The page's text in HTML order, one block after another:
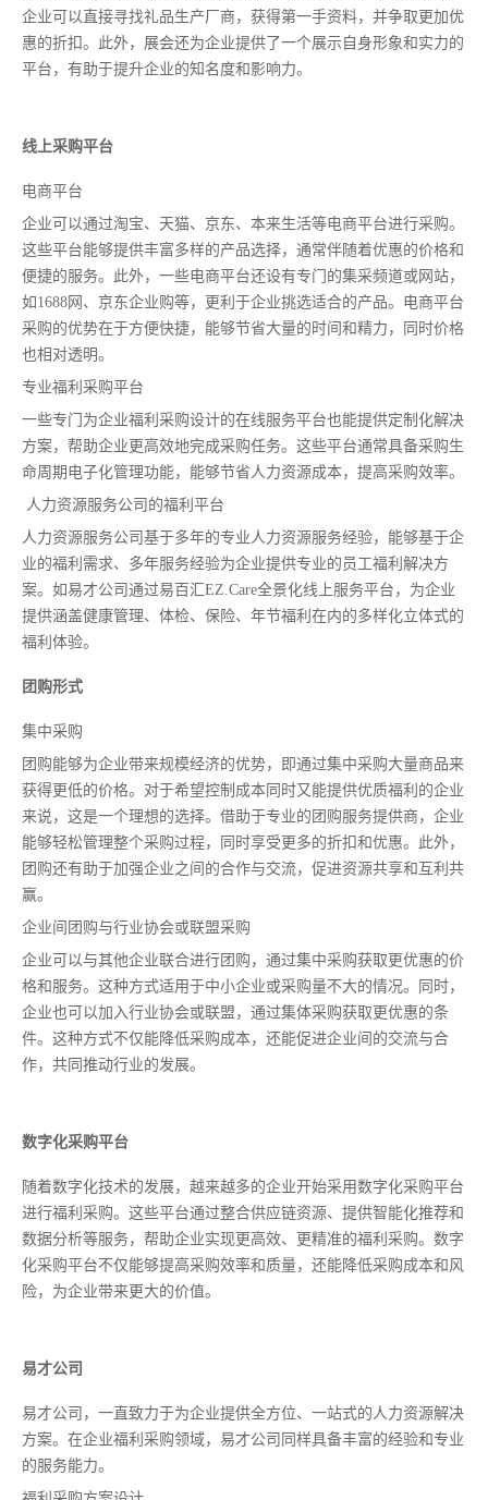
企业可以直接寻找礼品生产厂商，获得第一手资料，并争取更加优
惠的折扣。此外，展会还为企业提供了一个展示自身形象和实力的
平台，有助于提升企业的知名度和影响力。
线上采购平台
电商平台
企业可以通过淘宝、天猫、京东、本来生活等电商平台进行采购。
这些平台能够提供丰富多样的产品选择，通常伴随着优惠的价格和
便捷的服务。此外，一些电商平台还设有专门的集采频道或网站，
如1688网、京东企业购等，更利于企业挑选适合的产品。电商平台
采购的优势在于方便快捷，能够节省大量的时间和精力，同时价格
也相对透明。
专业福利采购平台
一些专门为企业福利采购设计的在线服务平台也能提供定制化解决
方案，帮助企业更高效地完成采购任务。这些平台通常具备采购生
命周期电子化管理功能，能够节省人力资源成本，提高采购效率。
人力资源服务公司的福利平台
人力资源服务公司基于多年的专业人力资源服务经验，能够基于企
业的福利需求、多年服务经验为企业提供专业的员工福利解决方
案。如易才公司通过易百汇EZ.Care全景化线上服务平台，为企业
提供涵盖健康管理、体检、保险、年节福利在内的多样化立体式的
福利体验。
团购形式
集中采购
团购能够为企业带来规模经济的优势，即通过集中采购大量商品来
获得更低的价格。对于希望控制成本同时又能提供优质福利的企业
来说，这是一个理想的选择。借助于专业的团购服务提供商，企业
能够轻松管理整个采购过程，同时享受更多的折扣和优惠。此外，
团购还有助于加强企业之间的合作与交流，促进资源共享和互利共
赢。
企业间团购与行业协会或联盟采购
企业可以与其他企业联合进行团购，通过集中采购获取更优惠的价
格和服务。这种方式适用于中小企业或采购量不大的情况。同时，
企业也可以加入行业协会或联盟，通过集体采购获取更优惠的条
件。这种方式不仅能降低采购成本，还能促进企业间的交流与合
作，共同推动行业的发展。
数字化采购平台
随着数字化技术的发展，越来越多的企业开始采用数字化采购平台
进行福利采购。这些平台通过整合供应链资源、提供智能化推荐和
数据分析等服务，帮助企业实现更高效、更精准的福利采购。数字
化采购平台不仅能够提高采购效率和质量，还能降低采购成本和风
险，为企业带来更大的价值。
易才公司
易才公司，一直致力于为企业提供全方位、一站式的人力资源解决
方案。在企业福利采购领域，易才公司同样具备丰富的经验和专业
的服务能力。